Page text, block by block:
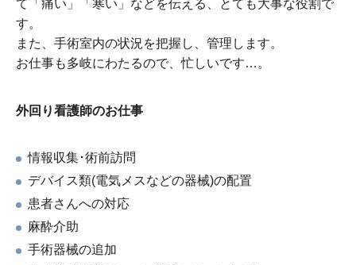
て「痛い」「寒い」などを伝える、とても大事な役割で
す。
また、手術室内の状況を把握し、管理します。
お仕事も多岐にわたるので、忙しいです…。
外回り看護師のお仕事
情報収集･術前訪問
デバイス類(電気メスなどの器械)の配置
患者さんへの対応
麻酔介助
手術器械の追加